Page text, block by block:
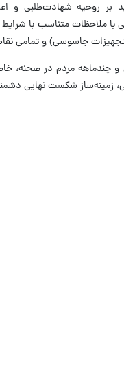
بر روحیه شهادت‌طلبی و
ملاحظات متناسب با شرایط
جاسوسی) و تمامی نقاط
چندماهه مردم در صحنه،
زمینه‌ساز شکست نهایی